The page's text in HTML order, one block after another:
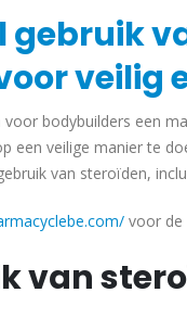
veilig
bodybuilders een
een veilige manier te
van steroïden,
voor de
van